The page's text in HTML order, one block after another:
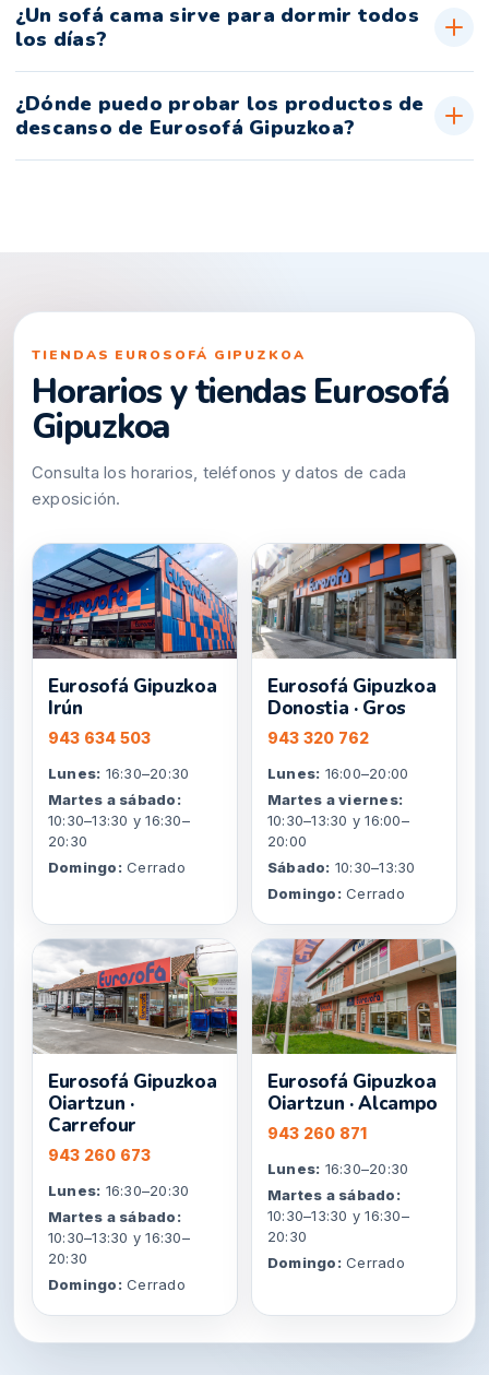
¿Un sofá cama sirve para dormir todos
los días?
¿Dónde puedo probar los productos de
descanso de Eurosofá Gipuzkoa?
TIENDAS EUROSOFÁ GIPUZKOA
Horarios y tiendas Eurosofá
Gipuzkoa
Consulta los horarios, teléfonos y datos de cada
exposición.
Eurosofá Gipuzkoa
Irún
943 634 503
Lunes: 16:30–20:30
Martes a sábado:
10:30–13:30 y 16:30–
20:30
Domingo:Cerrado
Eurosofá Gipuzkoa
Donostia · Gros
943 320 762
Lunes: 16:00–20:00
Martes a viernes:
10:30–13:30 y 16:00–
20:00
Sábado: 10:30–13:30
Domingo:Cerrado
Eurosofá Gipuzkoa
Oiartzun ·
Carrefour
943 260 673
Lunes: 16:30–20:30
Martes a sábado:
10:30–13:30 y 16:30–
20:30
Domingo:Cerrado
Eurosofá Gipuzkoa
Oiartzun · Alcampo
943 260 871
Lunes: 16:30–20:30
Martes a sábado:
10:30–13:30 y 16:30–
20:30
Domingo:Cerrado